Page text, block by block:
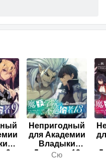
9
Непригодный
для Академии
Владыки
Демонов 13
Сю